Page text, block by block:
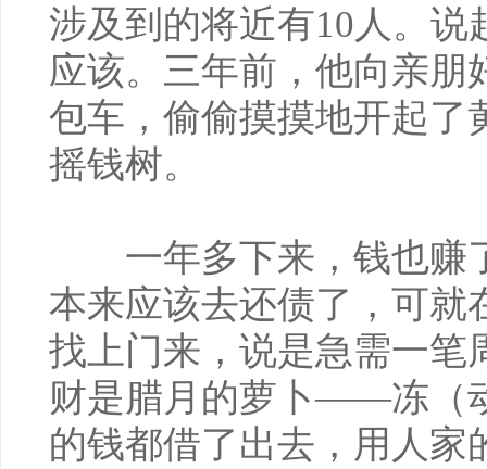
涉及到的将近有10人。
应该。三年前，他向亲朋
包车，偷偷摸摸地开起了
摇钱树。
一年多下来，钱也赚
本来应该去还债了，可就
找上门来，说是急需一笔
财是腊月的萝卜——冻（
的钱都借了出去，用人家